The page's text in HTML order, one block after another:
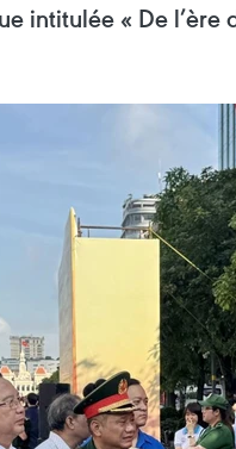
intitulée « De l’ère